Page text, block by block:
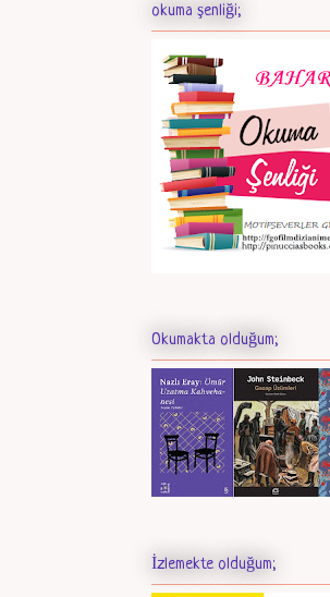
okuma şenliği;
Okumakta olduğum;
İzlemekte olduğum;